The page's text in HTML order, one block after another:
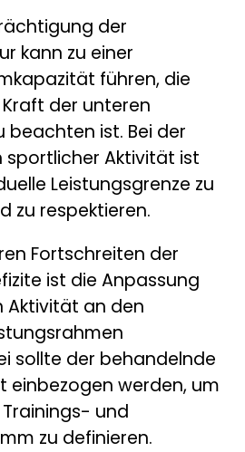
der
kann zu einer
führen, die
der unteren
beachten ist. Bei der
sportlicher Aktivität ist
Leistungsgrenze zu
zu respektieren.
Fortschreiten der
ist die Anpassung
Aktivität an den
sollte der behandelnde
einbezogen werden, um
und
zu definieren.